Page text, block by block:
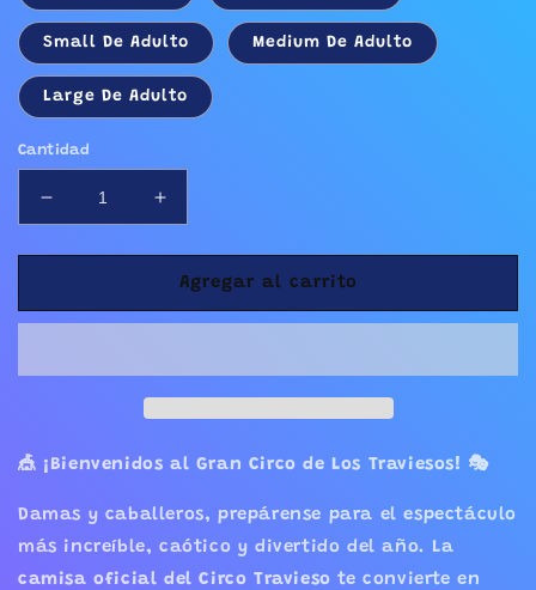
Small De Adulto Medium De Adulto
Large De Adulto
Cantidad
Reducir
cantidad
para
Oficial
Travieso
Aumentar
cantidad
para
Camisa
Oficial
Travieso
Agregar al carrito
🎪 ¡Bienvenidos al Gran Circo de Los Traviesos! 🎭
Damas y caballeros, prepárense para el espectáculo
más increíble, caótico y divertido del año. La
camisa oficial del Circo Travieso te convierte en